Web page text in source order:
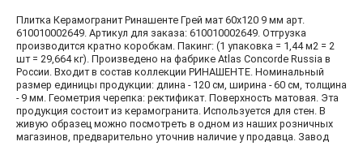
Плитка Керамогранит Ринашенте Грей мат 60x120 9 мм арт.
610010002649. Артикул для заказа: 610010002649. Отгрузка
производится кратно коробкам. Пакинг: (1 упаковка = 1,44 м2 = 2
шт = 29,664 кг). Произведено на фабрике Atlas Concorde Russia в
России. Входит в состав коллекции РИНАШЕНТЕ. Номинальный
размер единицы продукции: длина - 120 см, ширина - 60 см, толщина
- 9 мм. Геометрия черепка: ректификат. Поверхность матовая. Эта
продукция состоит из керамогранита. Используется для стен. В
живую образец можно посмотреть в одном из наших розничных
магазинов, предварительно уточнив наличие у продавца. Завод